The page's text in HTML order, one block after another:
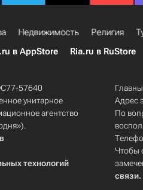
Недвижимость Религия
в AppStore Ria.ru в RuStore
57640
унитарное
агентство
технологий
Адрес
По
Чтобы
связи.